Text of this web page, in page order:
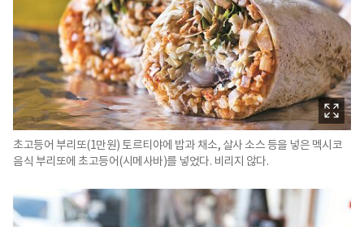
초고등어 부리또(1만원) 토르티야에 밥과 채소, 살사 소스 등을 넣은 멕시코
음식 부리또에 초고등어(시메사바)를 넣었다. 비리지 않다.